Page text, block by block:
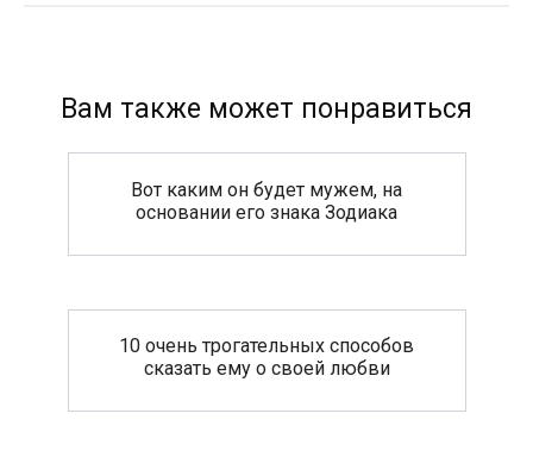
Вам также может понравиться
Вот каким он будет мужем, на
основании его знака Зодиака
10 очень трогательных способов
сказать ему о своей любви